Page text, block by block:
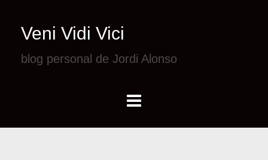
Veni Vidi Vici
blog personal de Jordi Alonso